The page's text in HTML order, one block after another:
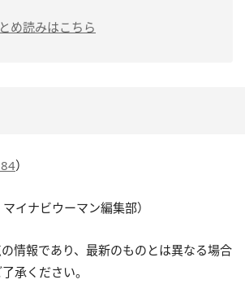
め読みはこちら
）
イナビウーマン編集部）
情報であり、最新のものとは異なる場合
承ください。